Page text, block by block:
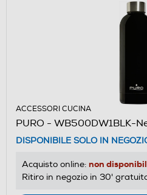
ACCESSORI CUCINA
PURO - WB500DW1BLK-
DISPONIBILE SOLO IN
Acquisto online: non
Ritiro in negozio in 30'